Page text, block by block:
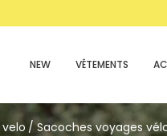
NEW VÊTEMENTS
Sacoches voyages